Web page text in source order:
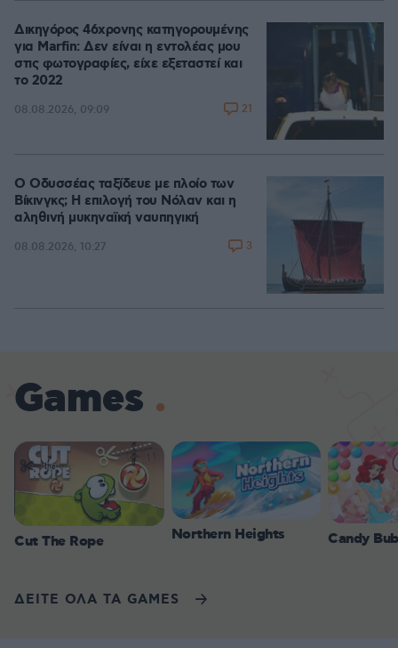
Δικηγόρος 46χρονης κατηγορουμένης
για Marfin: Δεν είναι η εντολέας μου
στις φωτογραφίες, είχε εξεταστεί και
το 2022
08.08.2026, 09:09 21
Ο Οδυσσέας ταξίδευε με πλοίο των
Βίκινγκς; Η επιλογή του Νόλαν και η
αληθινή μυκηναϊκή ναυπηγική
08.08.2026, 10:27 3
Games
Cut The Rope Northern Heights Candy
ΔΕΙΤΕ ΟΛΑ ΤΑ GAMES